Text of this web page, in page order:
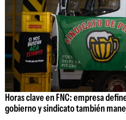
Horas clave en FNC: empresa
gobierno y sindicato también